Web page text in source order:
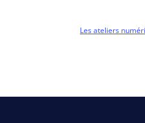
Les ateliers